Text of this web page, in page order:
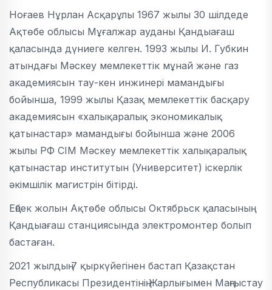
Ноғаев Нұрлан Асқарұлы 1967 жылы 30 шілдеде
Ақтөбе облысы Мұғалжар ауданы Қандыағаш
қаласында дүниеге келген. 1993 жылы И. Губкин
атындағы Мәскеу мемлекеттік мұнай және газ
академиясын тау-кен инжинері мамандығы
бойынша, 1999 жылы Қазақ мемлекеттік басқару
академиясын «халықаралық экономикалық
қатынастар» мамандығы бойынша және 2006
жылы РФ СІМ Мәскеу мемлекеттік халықаралық
қатынастар институтын (Университет) іскерлік
әкімшілік магистрін бітірді.
Еңбек жолын Ақтөбе облысы Октябрьск қаласының
Қандыағаш станциясында электромонтер болып
бастаған.
2021 жылдың 7 қыркүйегінен бастап Қазақстан
Республикасы Президентінің Жарлығымен Маңғыстау